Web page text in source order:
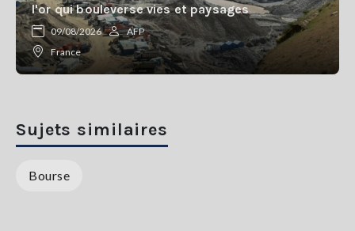
l'or qui bouleverse vies et paysages
09/08/2026
AFP
France
Sujets similaires
Bourse